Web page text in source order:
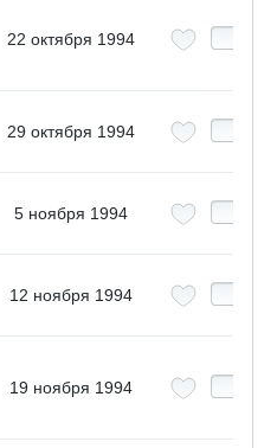
22 октября 1994
29 октября 1994
5 ноября 1994
12 ноября 1994
19 ноября 1994